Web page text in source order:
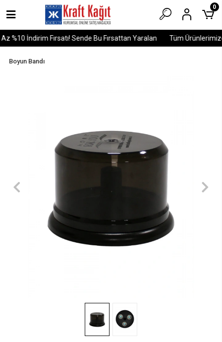
%10 İndirim Fırsatı! Sende Bu Fırsattan Yaralan Tüm
0
Boyun Bandı